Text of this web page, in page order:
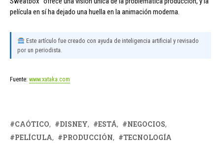
película en sí ha dejado una huella en la animación moderna.
Este artículo fue creado con ayuda de inteligencia artificial y revisado
por un periodista.
Fuente: www.xataka.com
CAÓTICO DISNEY ESTÁ
NEGOCIOS
PELÍCULA
PRODUCCIÓN TECNOLOGÍA